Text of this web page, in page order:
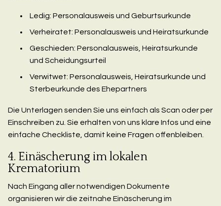
Ledig: Personalausweis und Geburtsurkunde
Verheiratet: Personalausweis und Heiratsurkunde
Geschieden: Personalausweis, Heiratsurkunde
und Scheidungsurteil
Verwitwet: Personalausweis, Heiratsurkunde und
Sterbeurkunde des Ehepartners
Die Unterlagen senden Sie uns einfach als Scan oder per
Einschreiben zu. Sie erhalten von uns klare Infos und eine
einfache Checkliste, damit keine Fragen offenbleiben.
4. Einäscherung im lokalen
Krematorium
Nach Eingang aller notwendigen Dokumente
organisieren wir die zeitnahe Einäscherung im